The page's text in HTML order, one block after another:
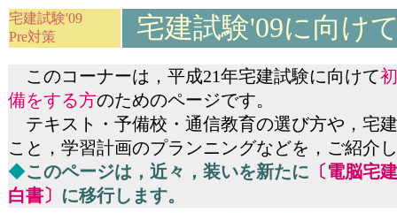
宅建試験'09
Pre対策
宅建試験'09に向け
このコーナーは，平成21年宅建試験に向けて
備をする方のためのページです。
テキスト・予備校・通信教育の選び方や，宅
こと，学習計画のプランニングなどを，ご紹介
◆このページは，近々，装いを新たに 〔電脳宅
白書〕 に移行します。